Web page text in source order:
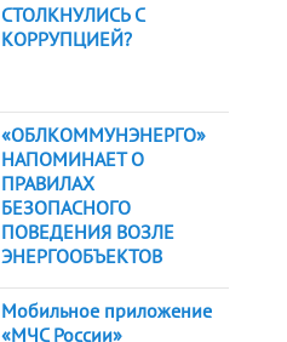
СТОЛКНУЛИСЬ С
КОРРУПЦИЕЙ?
«ОБЛКОММУНЭНЕРГО»
НАПОМИНАЕТ О
ПРАВИЛАХ
БЕЗОПАСНОГО
ПОВЕДЕНИЯ ВОЗЛЕ
ЭНЕРГООБЪЕКТОВ
Мобильное приложение
«МЧС России»